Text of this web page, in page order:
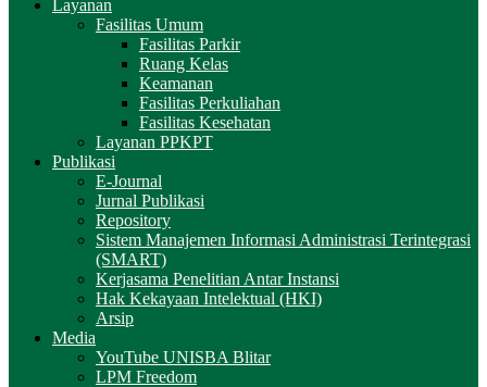
Layanan
Fasilitas Umum
Fasilitas Parkir
Ruang Kelas
Keamanan
Fasilitas Perkuliahan
Fasilitas Kesehatan
Layanan PPKPT
Publikasi
E-Journal
Jurnal Publikasi
Repository
Sistem Manajemen Informasi Administrasi Terintegrasi
(SMART)
Kerjasama Penelitian Antar Instansi
Hak Kekayaan Intelektual (HKI)
Arsip
Media
YouTube UNISBA Blitar
LPM Freedom